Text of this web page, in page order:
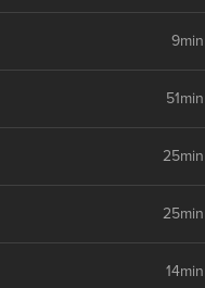
9min
51min
25min
25min
14min